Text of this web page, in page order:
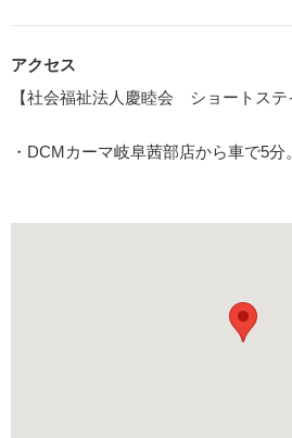
アクセス
【社会福祉法人慶睦会 ショートステ
・DCMカーマ岐阜茜部店から車で5分。